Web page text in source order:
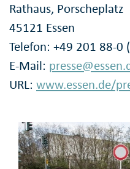
Rathaus, Porscheplatz
45121 Essen
Telefon: +49 201 88-0
E-Mail:
URL: www.essen.de/